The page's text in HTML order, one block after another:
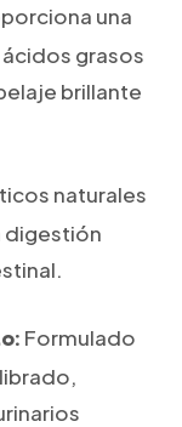
una
grasos
brillante
naturales
digestión
Formulado